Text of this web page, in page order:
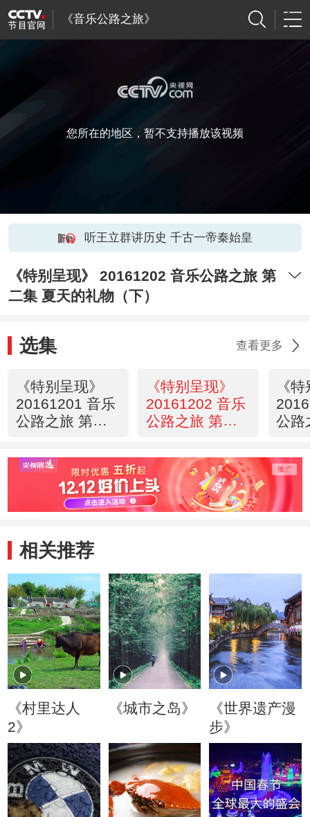
《音乐公路之旅》
您所在的地区，暂不支持播放该视频
听王立群讲历史 千古一帝秦始皇
《特别呈现》 20161202 音乐公路之旅 第
二集 夏天的礼物（下）
选集 查看更多
《特别呈现》
20161201 音乐
公路之旅 第一
（上）
《特别呈现》
20161202 音乐
公路之旅 第二
（下）
《
公路
相关推荐
《村里达人
2》
《城市之岛》
《世界遗产漫
步》